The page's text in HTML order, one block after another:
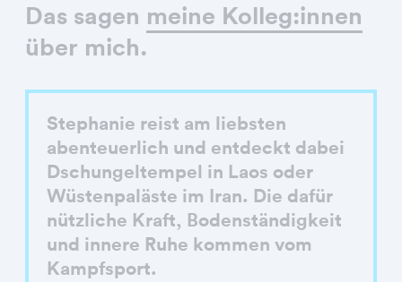
Das sagen meine Kolleg:innen
über mich.
Stephanie reist am liebsten
abenteuerlich und entdeckt dabei
Dschungeltempel in Laos oder
Wüstenpaläste im Iran. Die dafür
nützliche Kraft, Bodenständigkeit
und innere Ruhe kommen vom
Kampfsport.